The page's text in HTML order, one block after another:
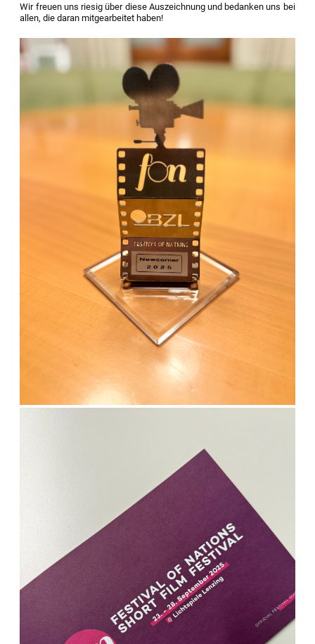
Wir freuen uns riesig über diese Auszeichnung und bedanken uns bei
allen, die daran mitgearbeitet haben!